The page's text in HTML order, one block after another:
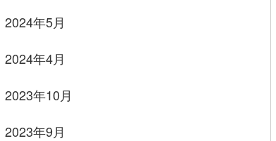
2024年5月
2024年4月
2023年10月
2023年9月